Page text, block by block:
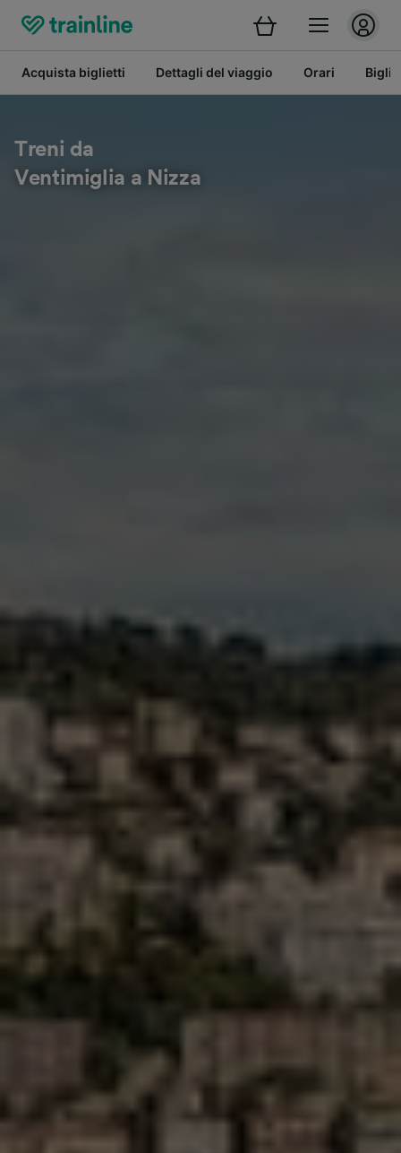
Acquista biglietti Dettagli del viaggio Orari
Treni da
Ventimiglia a Nizza